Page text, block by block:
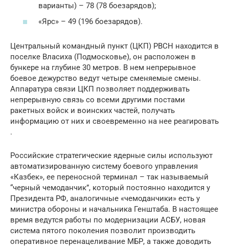
варианты) – 78 (78 боезарядов);
«Ярс» – 49 (196 боезарядов).
Центральный командный пункт (ЦКП) РВСН находится в
поселке Власиха (Подмосковье), он расположен в
бункере на глубине 30 метров. В нем непрерывное
боевое дежурство ведут четыре сменяемые смены.
Аппаратура связи ЦКП позволяет поддерживать
непрерывную связь со всеми другими постами
ракетных войск и воинских частей, получать
информацию от них и своевременно на нее реагировать
.
Российские стратегические ядерные силы используют
автоматизированную систему боевого управления
«Казбек», ее переносной терминал – так называемый
“черный чемоданчик”, который постоянно находится у
Президента РФ, аналогичные «чемоданчики» есть у
министра обороны и начальника Генштаба. В настоящее
время ведутся работы по модернизации АСБУ, новая
система пятого поколения позволит производить
оперативное перенацеливание МБР, а также доводить